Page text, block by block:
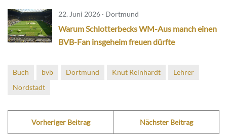
22. Juni 2026 · Dortmund
Warum Schlotterbecks WM-Aus manch einen
BVB-Fan insgeheim freuen dürfte
Buch bvb Dortmund Knut Reinhardt
Lehrer
Nordstadt
Vorheriger Beitrag Nächster Beitrag